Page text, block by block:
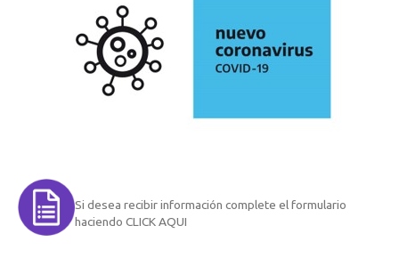
Si desea recibir información complete el formulario
haciendo CLICK AQUI